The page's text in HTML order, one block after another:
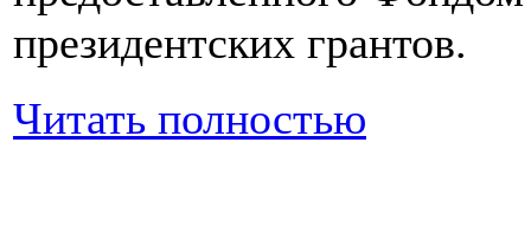
президентских грантов.
Читать полностью